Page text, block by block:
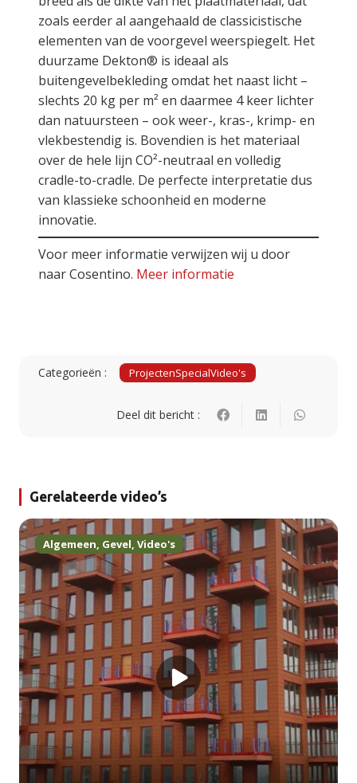
zoals eerder al aangehaald de classicistische
elementen van de voorgevel weerspiegelt. Het
duurzame Dekton® is ideaal als
buitengevelbekleding omdat het naast licht –
slechts 20 kg per m² en daarmee 4 keer lichter
dan natuursteen – ook weer-, kras-, krimp- en
vlekbestendig is. Bovendien is het materiaal
over de hele lijn CO²-neutraal en volledig
cradle-to-cradle. De perfecte interpretatie dus
van klassieke schoonheid en moderne
innovatie.
Voor meer informatie verwijzen wij u door
naar Cosentino. Meer informatie
Categorieën : ProjectenSpecialVideo's
Deel dit bericht :
Gerelateerde video’s
Algemeen, Gevel, Video's